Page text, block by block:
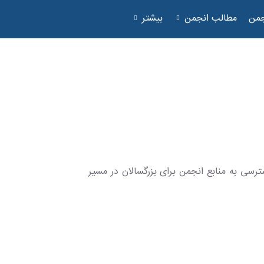
مطالب انجمن بیشتر
به منابع انجمن برای بزرگسالان در مسیر